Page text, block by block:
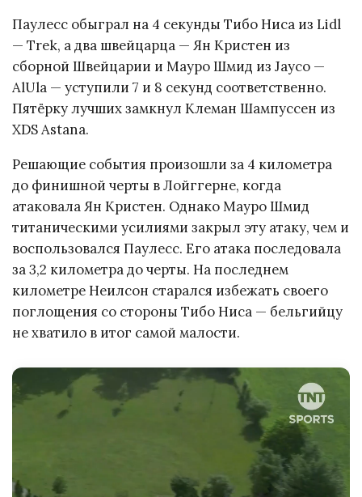
Паулесс обыграл на 4 секунды Тибо Ниса из Lidl
— Trek, а два швейцарца — Ян Кристен из
сборной Швейцарии и Мауро Шмид из Jayco —
AlUla — уступили 7 и 8 секунд соответственно.
Пятёрку лучших замкнул Клеман Шампуссен из
XDS Astana.
Решающие события произошли за 4 километра
до финишной черты в Лойггерне, когда
атаковала Ян Кристен. Однако Мауро Шмид
титаническими усилиями закрыл эту атаку, чем и
воспользовался Паулесс. Его атака последовала
за 3,2 километра до черты. На последнем
километре Неилсон старался избежать своего
поглощения со стороны Тибо Ниса — бельгийцу
не хватило в итог самой малости.